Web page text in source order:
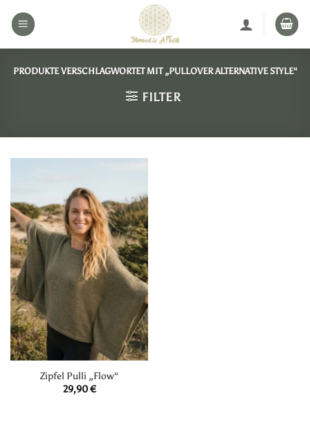
Inhalt
PRODUKTE VERSCHLAGWORTET MIT „PULLOVER ALTERNATIVE STYLE“
FILTER
Zipfel Pulli „Flow“
29,90€